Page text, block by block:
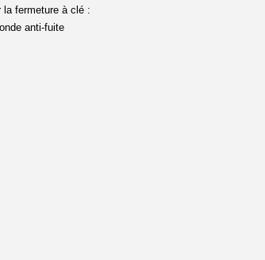
la fermeture à clé :
anti-fuite